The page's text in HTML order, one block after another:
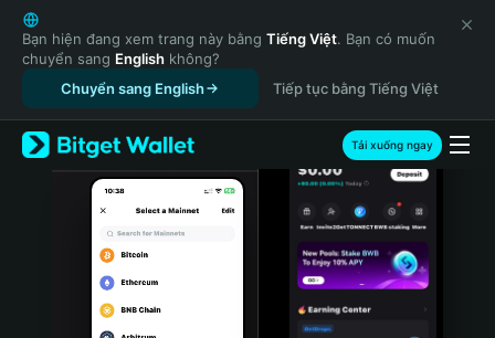
English
日本語
Tiếng Việt
Русский
Español (Latinoamérica)
Türkçe
Italiano
Português (Portugal)
Bahasa Indonesia
Bạn hiện đang xem trang này bằng Tiếng Việt. Bạn có muốn
chuyển sang English không?
Chuyển sang English
Tiếp tục bằng Tiếng Việt
Tải xuống ngay